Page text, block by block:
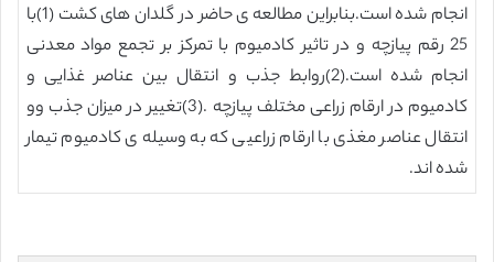
انجام شده است.بنابراین مطالعه ی حاضر در گلدان های کشت (1)با
25 رقم پیازچه و در تاثیر کادمیوم با تمرکز بر تجمع مواد معدنی
انجام شده است.(2)روابط جذب و انتقال بین عناصر غذایی و
کادمیوم در ارقام زراعی مختلف پیازچه .(3)تغییر در میزان جذب وو
انتقال عناصر مغذی با ارقام زراعیی که به وسیله ی کادمیوم تیمار
شده اند.